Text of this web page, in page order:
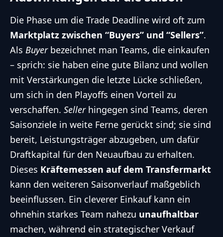
Die Phase um die Trade Deadline wird oft zum
Marktplatz zwischen “Buyers” und “Sellers”.
Als Buyerbezeichnet man Teams, die einkaufen
– sprich: sie haben eine gute Bilanz und wollen
mit Verstärkungen die letzte Lücke schließen,
um sich in den Playoffs einen Vorteil zu
verschaffen. Sellerhingegen sind Teams, deren
Saisonziele in weite Ferne gerückt sind; sie sind
bereit, Leistungsträger abzugeben, um dafür
Draftkapital für den Neuaufbau zu erhalten.
Dieses Kräftemessen auf dem Transfermarkt
kann den weiteren Saisonverlauf maßgeblich
beeinflussen. Ein cleverer Einkauf kann ein
ohnehin starkes Team nahezu unaufhaltbar
machen, während ein strategischer Verkauf